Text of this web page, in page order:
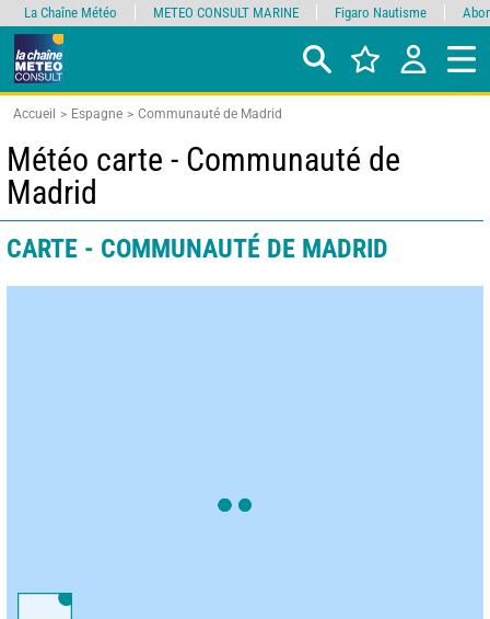
Accueil Espagne Communauté de Madrid
Météo carte - Communauté de
Madrid
CARTE - COMMUNAUTÉ DE MADRID
La Chaîne Météo METEO CONSULT MARINE Figaro Nautisme